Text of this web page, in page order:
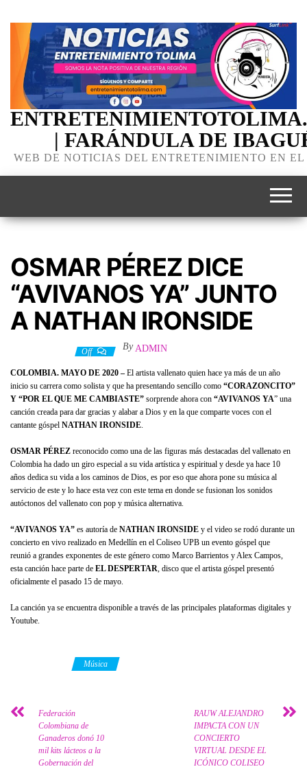
| FARÁNDULA DE
WEB DE NOTICIAS DEL ENTRETENIMIENTO EN
OSMAR PÉREZ DICE
“AVIVANOS YA” JUNTO
A NATHAN IRONSIDE
Off By ADMIN
COLOMBIA. MAYO DE 2020 – El artista vallenato quien hace ya más de un año
inicio su carrera como solista y que ha presentando sencillo como “CORAZONCITO”
Y “POR EL QUE ME CAMBIASTE” sorprende ahora con “AVIVANOS YA” una
canción creada para dar gracias y alabar a Dios y en la que comparte voces con el
cantante góspel NATHAN IRONSIDE.
OSMAR PÉREZ reconocido como una de las figuras más destacadas del vallenato en
Colombia ha dado un giro especial a su vida artística y espiritual y desde ya hace 10
años dedica su vida a los caminos de Dios, es por eso que ahora pone su música al
servicio de este y lo hace esta vez con este tema en donde se fusionan los sonidos
autóctonos del vallenato con pop y música alternativa.
“AVIVANOS YA” es autoría de NATHAN IRONSIDE y el video se rodó durante un
concierto en vivo realizado en Medellín en el Coliseo UPB un evento góspel que
reunió a grandes exponentes de este género como Marco Barrientos y Alex Campos,
esta canción hace parte de EL DESPERTAR, disco que el artista góspel presentó
oficialmente el pasado 15 de mayo.
La canción ya se encuentra disponible a través de las principales plataformas digitales y
Youtube.
Música
Federación
Colombiana de
Ganaderos donó 10
mil kits lácteos a la
Gobernación del
RAUW ALEJANDRO
IMPACTA CON UN
CONCIERTO
VIRTUAL DESDE EL
ICÓNICO COLISEO